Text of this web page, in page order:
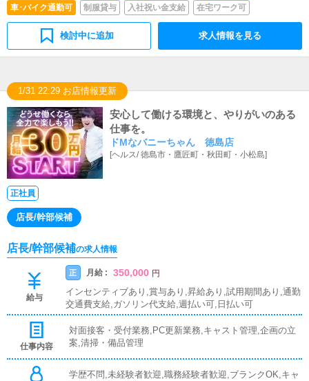
車･バイク通勤可
制服貸与 入社祝い金支給 在宅ワーク可
検討中に追加 求人情報を見る
1/31 22:29 お店情報更新
安心して働ける環境と、やりがいのある
仕事を。
ドMなバニーちゃん 徳島店
[ヘルス/徳島市・鷹匠町・秋田町・小松島]
正社員
店長/幹部候補
店長/幹部候補の求人情報
給与
正 月給 : 350,000 円
インセンティブあり,賞与あり,昇給あり,試用期間あり,通勤
交通費支給,ガソリン代支給,週払い可,日払い可
仕事内容
対面接客・受付業務,PC更新業務,キャスト管理,企画の立
案,清掃・備品管理
学歴不問,未経験者歓迎,職務経験者歓迎,ブランクOK,キャ